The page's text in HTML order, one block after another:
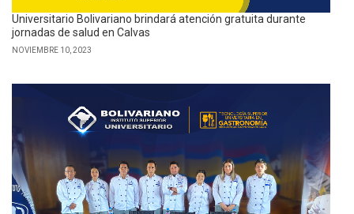
Universitario Bolivariano brindará atención gratuita durante
jornadas de salud en Calvas
NOVIEMBRE 10, 2023